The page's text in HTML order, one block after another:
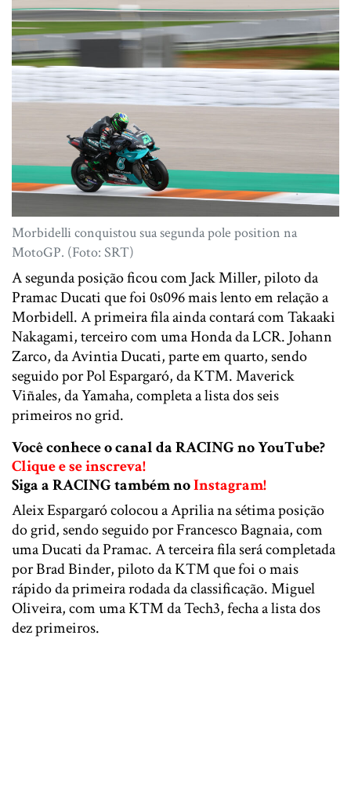
Morbidelli conquistou sua segunda pole position na
MotoGP. (Foto: SRT)
A segunda posição ficou com Jack Miller, piloto da
Pramac Ducati que foi 0s096 mais lento em relação a
Morbidell. A primeira fila ainda contará com Takaaki
Nakagami, terceiro com uma Honda da LCR. Johann
Zarco, da Avintia Ducati, parte em quarto, sendo
seguido por Pol Espargaró, da KTM. Maverick
Viñales, da Yamaha, completa a lista dos seis
primeiros no grid.
Você conhece o canal da RACING no YouTube?
Clique e se inscreva!
Siga a RACING também noInstagram!
Aleix Espargaró colocou a Aprilia na sétima posição
do grid, sendo seguido por Francesco Bagnaia, com
uma Ducati da Pramac. A terceira fila será completada
por Brad Binder, piloto da KTM que foi o mais
rápido da primeira rodada da classificação. Miguel
Oliveira, com uma KTM da Tech3, fecha a lista dos
dez primeiros.